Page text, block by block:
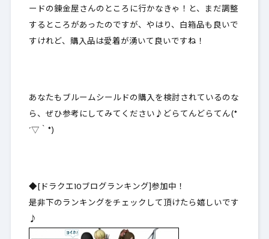
ードの錬金屋さんのところに行かなきゃ！と、まだ調整
するところがあったのですが、やはり、白箱品も良いで
すけれど、購入品は愛着が湧いて良いですね！
あなたもブルームシールドの購入を検討されているのな
ら、ぜひ参考にしてみてください♪どらてんどらてん(*
´▽｀*)
◆[ドラクエ10ブログランキング]参加中！
是非下のランキングをチェックして頂けたら嬉しいです
♪